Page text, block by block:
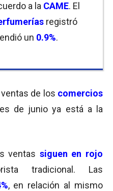
a la CAME. El
registró
un 0.9%.
de los comercios
de junio ya está a la
ventas siguen en rojo
tradicional. Las
, en relación al mismo